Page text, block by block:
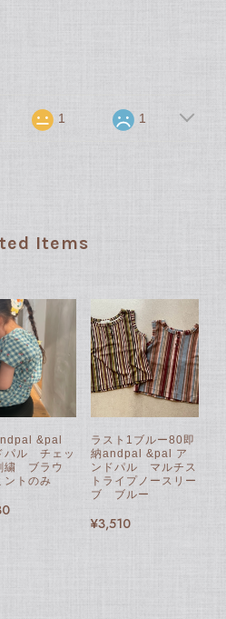
1 1
Items
&pal
パル チェッ
ブラウ
トのみ
ラスト1ブルー80即
納andpal &pal ア
ンドパル マルチス
トライプノースリー
ブ ブルー
¥3,510